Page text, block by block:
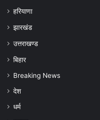
हरियाणा
झारखंड
उत्तराखण्ड
बिहार
Breaking News
देश
धर्म